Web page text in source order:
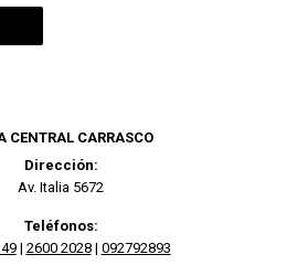
CENTRAL CARRASCO
Dirección:
Av. Italia 5672
Teléfonos:
| 2600 2028| 092792893